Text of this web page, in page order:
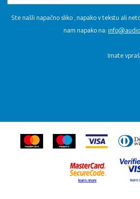
Ste našli napačno sliko , napako v tekstu ali
nam napako na:
Imate